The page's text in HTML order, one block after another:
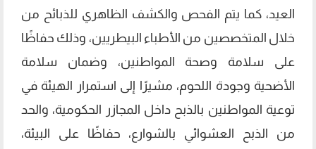
العيد، كما يتم الفحص والكشف الظاهري للذبائح من
خلال المتخصصين من الأطباء البيطريين، وذلك حفاظًا
على سلامة وصحة المواطنين، وضمان سلامة
الأضحية وجودة اللحوم، مشيرًا إلى استمرار الهيئة في
توعية المواطنين بالذبح داخل المجازر الحكومية، والحد
من الذبح العشوائي بالشوارع، حفاظًا على البيئة،